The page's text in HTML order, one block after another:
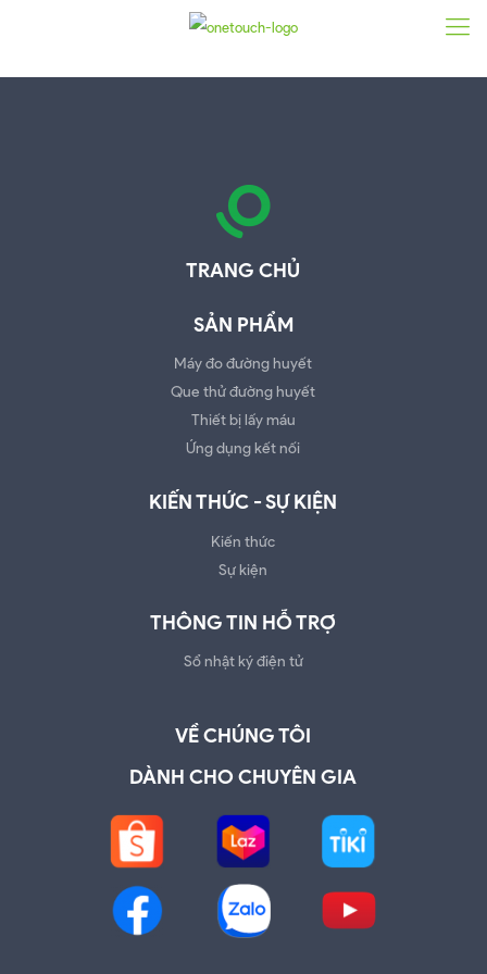
TRANG CHỦ
SẢN PHẨM
Máy đo đường huyết
Que thử đường huyết
Thiết bị lấy máu
Ứng dụng kết nối
KIẾN THỨC - SỰ KIỆN
Kiến thức
Sự kiện
THÔNG TIN HỖ TRỢ
Sổ nhật ký điện tử
VỀ CHÚNG TÔI
DÀNH CHO CHUYÊN GIA